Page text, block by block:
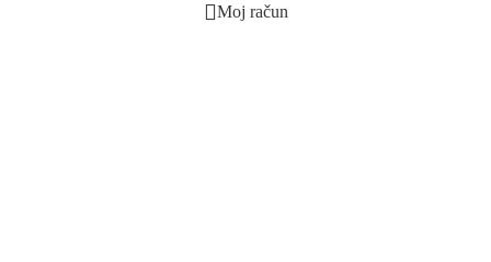
Moj račun